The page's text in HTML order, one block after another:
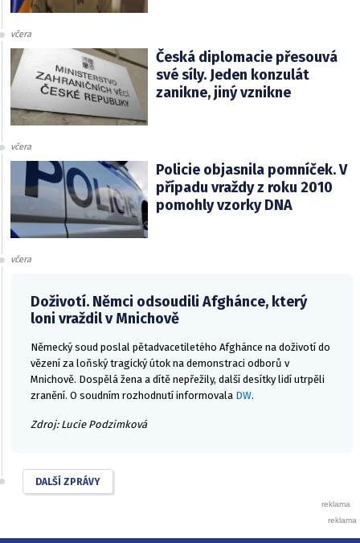
včera
Česká diplomacie přesouvá
své síly. Jeden konzulát
zanikne, jiný vznikne
včera
Policie objasnila pomníček. V
případu vraždy z roku 2010
pomohly vzorky DNA
včera
Doživotí. Němci odsoudili Afghánce, který
loni vraždil v Mnichově
Německý soud poslal pětadvacetiletého Afghánce na doživotí do
vězení za loňský tragický útok na demonstraci odborů v
Mnichově. Dospělá žena a dítě nepřežily, další desítky lidí utrpěli
zranění. O soudním rozhodnutí informovala DW.
Zdroj: Lucie Podzimková
DALŠÍ ZPRÁVY